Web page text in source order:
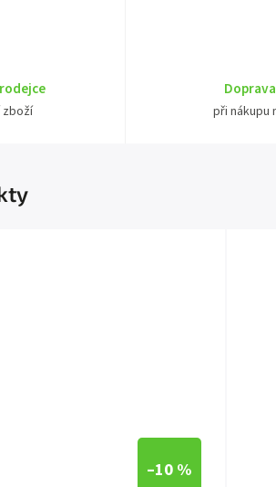
zboží při nákupu
–10 %